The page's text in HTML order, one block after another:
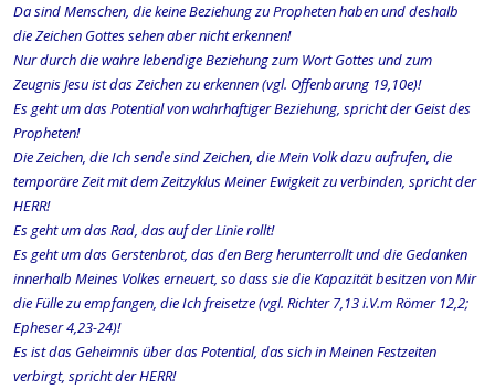
Da sind Menschen, die keine Beziehung zu Propheten haben und deshalb
die Zeichen Gottes sehen aber nicht erkennen!
Nur durch die wahre lebendige Beziehung zum Wort Gottes und zum
Zeugnis Jesu ist das Zeichen zu erkennen (vgl. Offenbarung 19,10e)!
Es geht um das Potential von wahrhaftiger Beziehung, spricht der Geist des
Propheten!
Die Zeichen, die Ich sende sind Zeichen, die Mein Volk dazu aufrufen, die
temporäre Zeit mit dem Zeitzyklus Meiner Ewigkeit zu verbinden, spricht der
HERR!
Es geht um das Rad, das auf der Linie rollt!
Es geht um das Gerstenbrot, das den Berg herunterrollt und die Gedanken
innerhalb Meines Volkes erneuert, so dass sie die Kapazität besitzen von Mir
die Fülle zu empfangen, die Ich freisetze (vgl. Richter 7,13 i.V.m Römer 12,2;
Epheser 4,23-24)!
Es ist das Geheimnis über das Potential, das sich in Meinen Festzeiten
verbirgt, spricht der HERR!